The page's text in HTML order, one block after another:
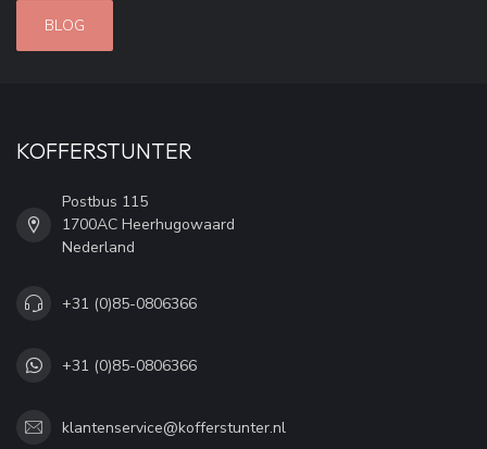
BLOG
KOFFERSTUNTER
Postbus 115
1700AC Heerhugowaard
Nederland
+31 (0)85-0806366
+31 (0)85-0806366
klantenservice@kofferstunter.nl